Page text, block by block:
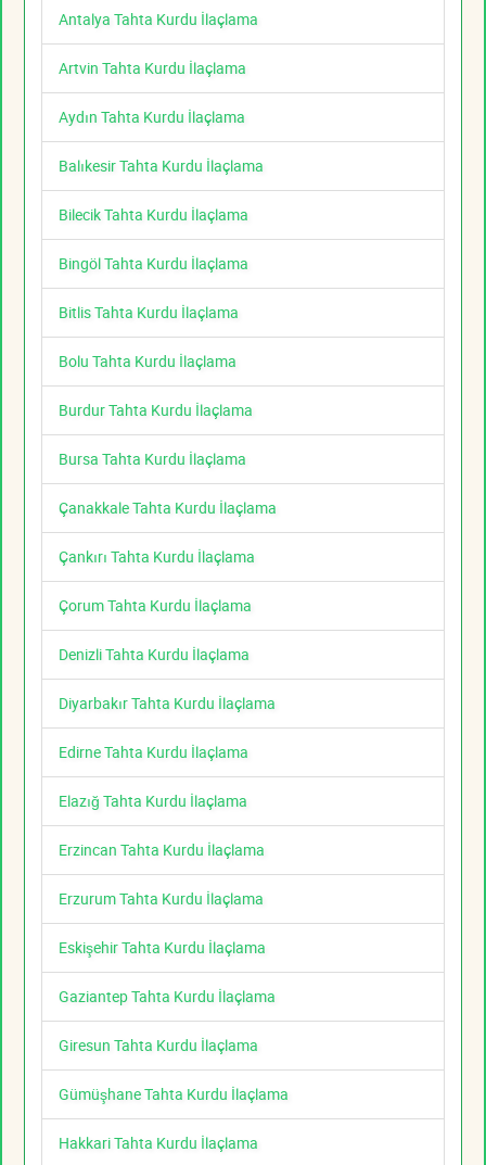
Antalya Tahta Kurdu İlaçlama
Artvin Tahta Kurdu İlaçlama
Aydın Tahta Kurdu İlaçlama
Balıkesir Tahta Kurdu İlaçlama
Bilecik Tahta Kurdu İlaçlama
Bingöl Tahta Kurdu İlaçlama
Bitlis Tahta Kurdu İlaçlama
Bolu Tahta Kurdu İlaçlama
Burdur Tahta Kurdu İlaçlama
Bursa Tahta Kurdu İlaçlama
Çanakkale Tahta Kurdu İlaçlama
Çankırı Tahta Kurdu İlaçlama
Çorum Tahta Kurdu İlaçlama
Denizli Tahta Kurdu İlaçlama
Diyarbakır Tahta Kurdu İlaçlama
Edirne Tahta Kurdu İlaçlama
Elazığ Tahta Kurdu İlaçlama
Erzincan Tahta Kurdu İlaçlama
Erzurum Tahta Kurdu İlaçlama
Eskişehir Tahta Kurdu İlaçlama
Gaziantep Tahta Kurdu İlaçlama
Giresun Tahta Kurdu İlaçlama
Gümüşhane Tahta Kurdu İlaçlama
Hakkari Tahta Kurdu İlaçlama